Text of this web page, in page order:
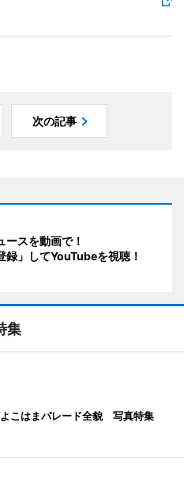
次の記事
ースを動画で！
録」してYouTubeを視聴！
集
こはまパレード全貌 写真特集